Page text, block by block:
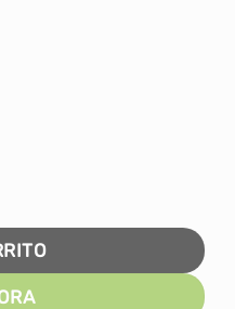
#HZ6932